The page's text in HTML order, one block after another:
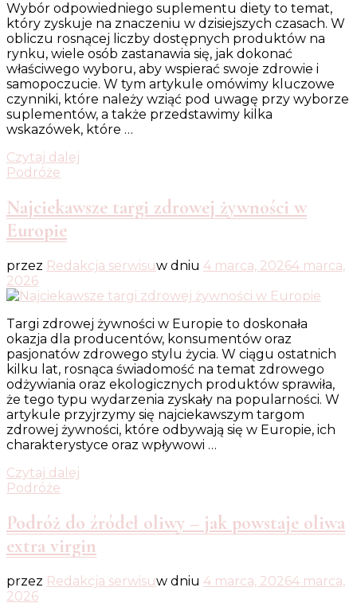
Wybór odpowiedniego suplementu diety to temat,
który zyskuje na znaczeniu w dzisiejszych czasach. W
obliczu rosnącej liczby dostępnych produktów na
rynku, wiele osób zastanawia się, jak dokonać
właściwego wyboru, aby wspierać swoje zdrowie i
samopoczucie. W tym artykule omówimy kluczowe
czynniki, które należy wziąć pod uwagę przy wyborze
suplementów, a także przedstawimy kilka
wskazówek, które …
Czytaj dalej
Podróże
Najciekawsze targi zdrowej żywności w
Europie
przez Redakcja serwisuw dniu 4 marca, 20264 marca,
2026
Targi zdrowej żywności w Europie to doskonała
okazja dla producentów, konsumentów oraz
pasjonatów zdrowego stylu życia. W ciągu ostatnich
kilku lat, rosnąca świadomość na temat zdrowego
odżywiania oraz ekologicznych produktów sprawiła,
że tego typu wydarzenia zyskały na popularności. W
artykule przyjrzymy się najciekawszym targom
zdrowej żywności, które odbywają się w Europie, ich
charakterystyce oraz wpływowi …
Czytaj dalej
Podróże
Podróż do źródeł oliwy – jak powstaje oliwa
extra virgin
przez Redakcja serwisuw dniu 4 marca, 20264 marca,
2026